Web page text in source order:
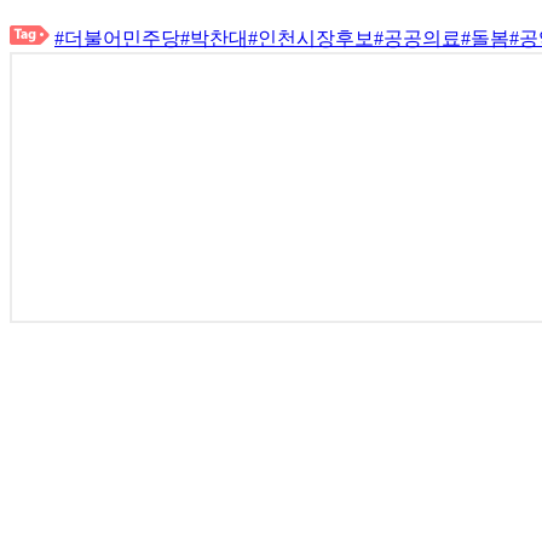
#더불어민주당#박찬대#인천시장후보#공공의료#돌봄#